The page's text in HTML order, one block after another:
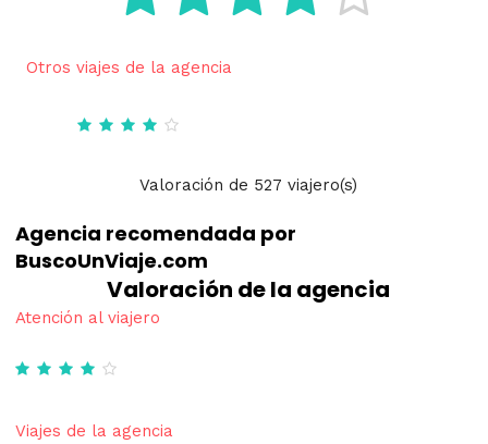
Otros viajes de la agencia
Valoración de 527 viajero(s)
Agencia recomendada por
BuscoUnViaje.com
Valoración de la agencia
Atención al viajero
Viajes de la agencia